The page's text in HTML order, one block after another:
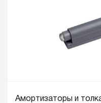
Амортизаторы и